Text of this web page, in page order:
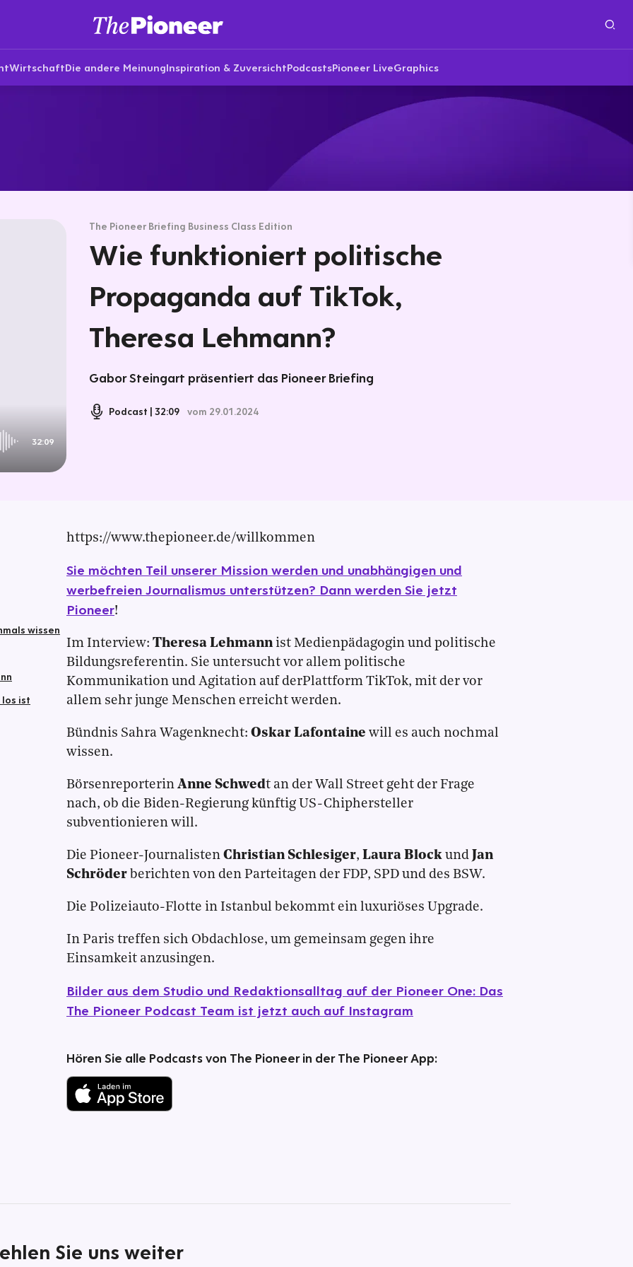
WirtschaftDie andere MeinungInspiration & ZuversichtPodcastsPioneer LiveGraphics
32:09
The Pioneer Briefing Business Class Edition
Wie funktioniert politische
Propaganda auf TikTok,
Theresa Lehmann?
Gabor Steingart präsentiert das Pioneer Briefing
Podcast 32:09 vom 29.01.2024
wissen
ist
https://www.thepioneer.de/willkommen
Sie möchten Teil unserer Mission werden und unabhängigen und
werbefreien Journalismus unterstützen? Dann werden Sie jetzt
Pioneer!
Im Interview: Theresa Lehmannist Medienpädagogin und politische
Bildungsreferentin. Sie untersucht vor allem politische
Kommunikation und Agitation auf derPlattform TikTok, mit der vor
allem sehr junge Menschen erreicht werden.
Bündnis Sahra Wagenknecht: Oskar Lafontaine will es auch nochmal
wissen.
Börsenreporterin Anne Schwedt an der Wall Street geht der Frage
nach, ob die Biden-Regierung künftig US-Chiphersteller
subventionieren will.
Die Pioneer-Journalisten Christian Schlesiger, Laura Block und Jan
Schröder berichten von den Parteitagen der FDP, SPD und des BSW.
Die Polizeiauto-Flotte in Istanbul bekommt ein luxuriöses Upgrade.
In Paris treffen sich Obdachlose, um gemeinsam gegen ihre
Einsamkeit anzusingen.
Bilder aus dem Studio und Redaktionsalltag auf der Pioneer One: Das
The Pioneer Podcast Team ist jetzt auch auf Instagram
Hören Sie alle Podcasts von The Pioneer in der The Pioneer App:
Sie uns weiter